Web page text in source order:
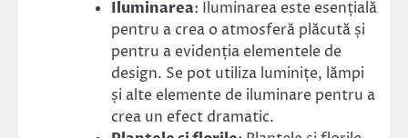
Iluminarea: Iluminarea este esențială
pentru a crea o atmosferă plăcută și
pentru a evidenția elementele de
design. Se pot utiliza luminițe, lămpi
și alte elemente de iluminare pentru a
crea un efect dramatic.